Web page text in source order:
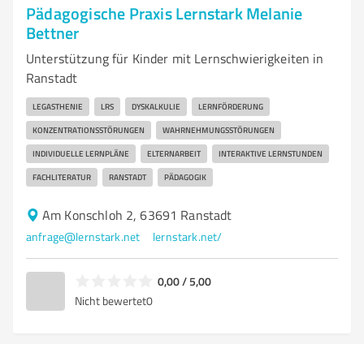
Pädagogische Praxis Lernstark Melanie
Bettner
Unterstützung für Kinder mit Lernschwierigkeiten in
Ranstadt
LEGASTHENIE LRS DYSKALKULIE LERNFÖRDERUNG
KONZENTRATIONSSTÖRUNGEN WAHRNEHMUNGSSTÖRUNGEN
INDIVIDUELLE LERNPLÄNE ELTERNARBEIT INTERAKTIVE LERNSTUNDEN
FACHLITERATUR RANSTADT PÄDAGOGIK
Am Konschloh 2, 63691 Ranstadt
anfrage@lernstark.net lernstark.net/
0,00 / 5,00
Nicht bewertet0